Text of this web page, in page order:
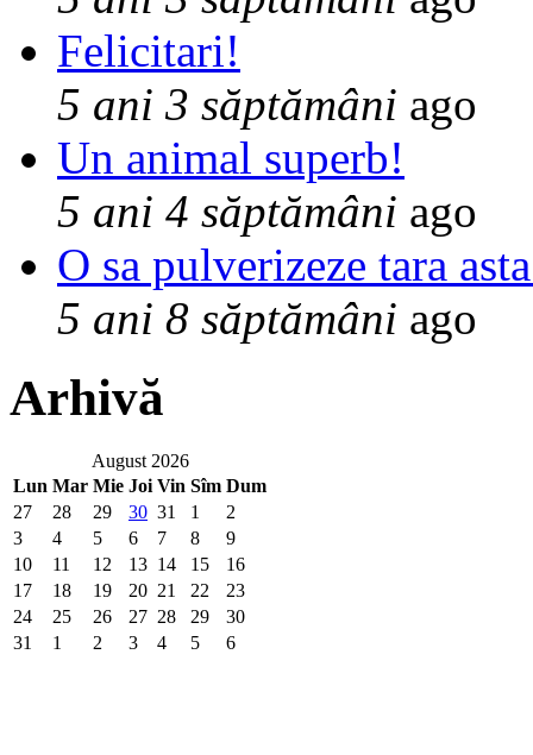
Felicitari!
5 ani 3 săptămâni ago
Un animal superb!
5 ani 4 săptămâni ago
O sa pulverizeze tara
5 ani 8 săptămâni ago
Arhivă
August 2026
Lun Mar Mie Joi Vin Sîm Dum
27
28 29 30 31 1
2
3
4 5 6 7 8
9
10
11 12 13 14 15
16
17
18 19 20 21 22
23
24
25 26 27 28 29
30
31
1 2 3 4 5 6